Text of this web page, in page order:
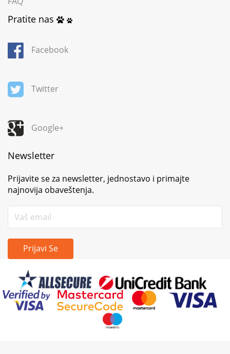
Pratite nas
Facebook
Twitter
Google+
Newsletter
Prijavite se za newsletter, jednostavo i primajte
najnovija obaveštenja.
Prijavi Se